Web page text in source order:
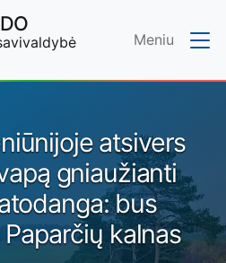
Meniu
atsivers
gniaužianti
bus
kalnas